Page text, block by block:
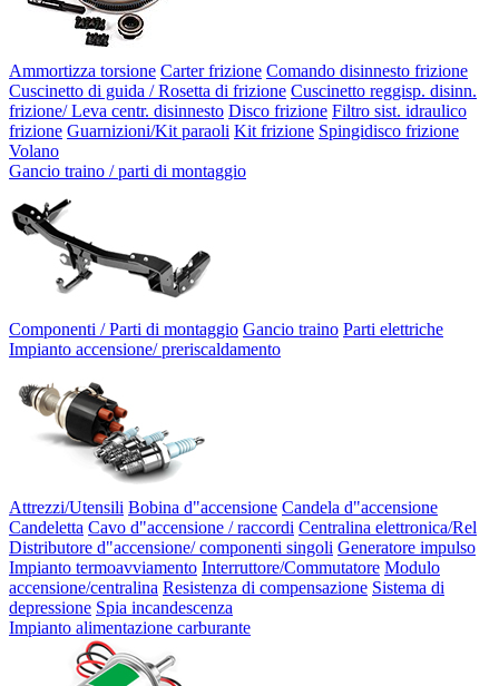
Ammortizza torsione Carter frizione Comando disinnesto frizione
Cuscinetto di guida / Rosetta di frizione Cuscinetto reggisp. disinn.
frizione/ Leva centr. disinnesto Disco frizione Filtro sist. idraulico
frizione Guarnizioni/Kit paraoli Kit frizione Spingidisco frizione
Volano
Gancio traino / parti di montaggio
Componenti / Parti di montaggio Gancio traino Parti elettriche
Impianto accensione/ preriscaldamento
Attrezzi/Utensili Bobina d"accensione Candela d"accensione
Candeletta Cavo d"accensione / raccordi Centralina elettronica/Rel
Distributore d"accensione/ componenti singoli Generatore impulso
Impianto termoavviamento Interruttore/Commutatore Modulo
accensione/centralina Resistenza di compensazione Sistema di
depressione Spia incandescenza
Impianto alimentazione carburante